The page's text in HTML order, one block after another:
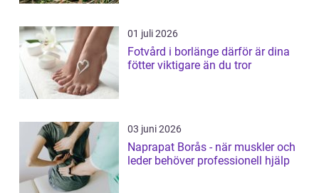
01 juli 2026
Fotvård i borlänge därför är dina
fötter viktigare än du tror
03 juni 2026
Naprapat Borås - när muskler och
leder behöver professionell hjälp